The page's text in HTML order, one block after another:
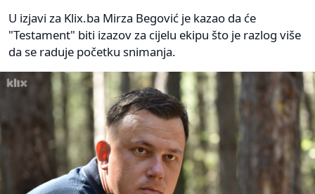
U izjavi za Klix.ba Mirza Begović je kazao da će
"Testament" biti izazov za cijelu ekipu što je razlog više
da se raduje početku snimanja.